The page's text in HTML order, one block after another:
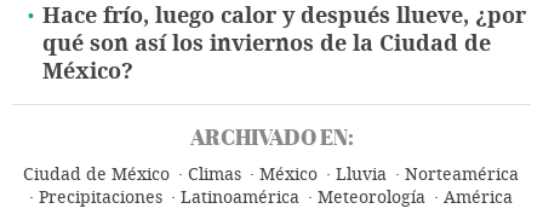
Hace frío, luego calor y después llueve, ¿por
qué son así los inviernos de la Ciudad de
México?
ARCHIVADO EN:
Ciudad de México Climas México Lluvia
Norteamérica
Precipitaciones
Latinoamérica Meteorología América